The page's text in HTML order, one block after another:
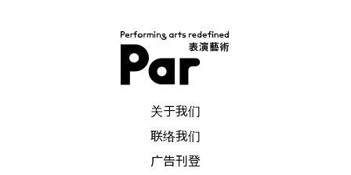
关于我们
联络我们
广告刊登